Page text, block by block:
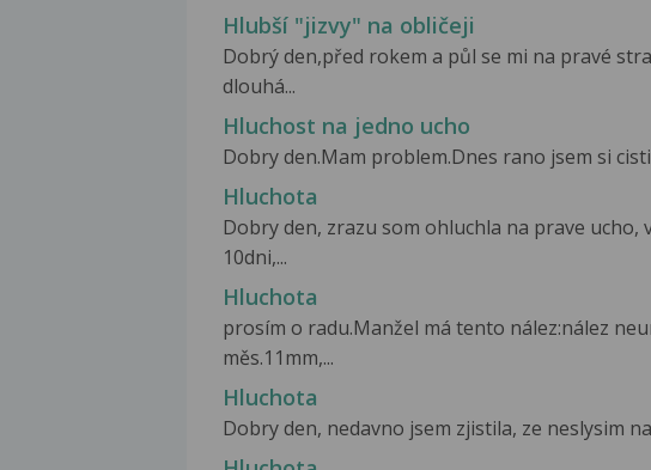
Hlubší "jizvy" na obličeji
Dobrý den,před rokem a půl se mi na pravé
dlouhá...
Hluchost na jedno ucho
Dobry den.Mam problem.Dnes rano jsem si
Hluchota
Dobry den, zrazu som ohluchla na prave ucho,
10dni,...
Hluchota
prosím o radu.Manžel má tento nález:nález
měs.11mm,...
Hluchota
Dobry den, nedavno jsem zjistila, ze neslysim